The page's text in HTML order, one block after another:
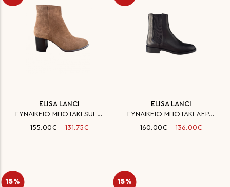
ELISA LANCI
ΓΥΝΑΙΚΕΙΟ ΜΠΟΤΑΚΙ SUEDE ΔΕΡΜΑΤ
155.00€
131.75€
ELISA LANCI
ΓΥΝΑΙΚΕΙΟ ΜΠΟΤΑΚΙ ΔΕΡΜΑΤΙΝΟ
160.00€
136.00€
15% 15%